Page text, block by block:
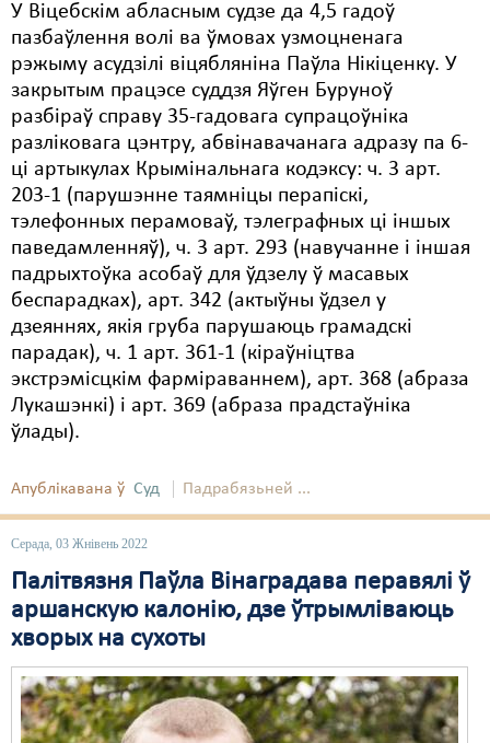
У Віцебскім абласным судзе да 4,5 гадоў
пазбаўлення волі ва ўмовах узмоцненага
рэжыму асудзілі віцябляніна Паўла Нікіценку. У
закрытым працэсе суддзя Яўген Буруноў
разбіраў справу 35-гадовага супрацоўніка
разліковага цэнтру, абвінавачанага адразу па 6-
ці артыкулах Крымінальнага кодэксу: ч. 3 арт.
203-1 (парушэнне таямніцы перапіскі,
тэлефонных перамоваў, тэлеграфных ці іншых
паведамленняў), ч. 3 арт. 293 (навучанне і іншая
падрыхтоўка асобаў для ўдзелу ў масавых
беспарадках), арт. 342 (актыўны ўдзел у
дзеяннях, якія груба парушаюць грамадскі
парадак), ч. 1 арт. 361-1 (кіраўніцтва
экстрэмісцкім фарміраваннем), арт. 368 (абраза
Лукашэнкі) і арт. 369 (абраза прадстаўніка
ўлады).
Апублікавана ў Суд Падрабязьней ...
Серада, 03 Жнівень 2022
Палітвязня Паўла Вінаградава перавялі ў
аршанскую калонію, дзе ўтрымліваюць
хворых на сухоты
Мірныя сходы
Палітвязьні
Праваабаронцы
Правы дзіцяці
Пэнітэнцыярная сыстэма
Распальваньне варожасьці
Рознае
Свабода слова
Свабода сумленьня
Суд
Правы працоўных